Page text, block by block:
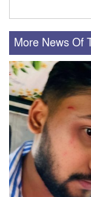
More News Of